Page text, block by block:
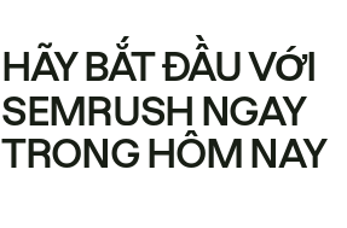
HÃY BẮT ĐẦU VỚI
SEMRUSH NGAY
TRONG HÔM NAY